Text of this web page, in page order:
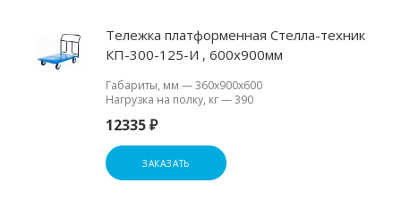
Тележка платформенная Стелла-техник
КП-300-125-И , 600х900мм
Габариты, мм —360х900х600
Нагрузка на полку, кг—390
12335 ₽
ЗАКАЗАТЬ